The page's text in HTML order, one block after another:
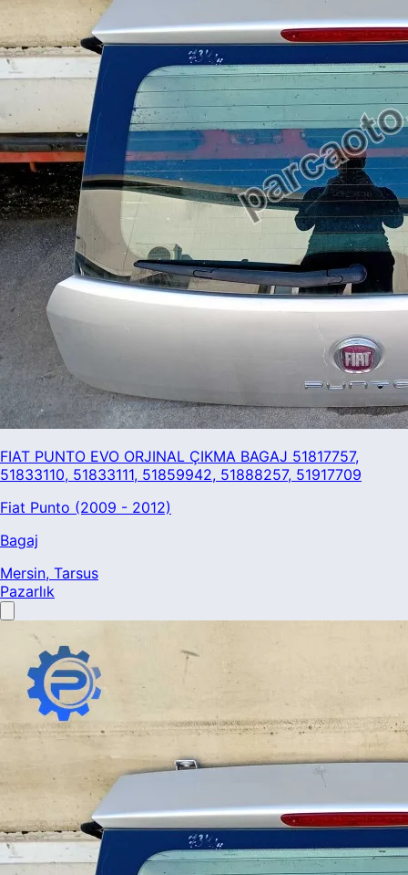
FIAT PUNTO EVO ORJINAL ÇIKMA BAGAJ 51817757,
51833110, 51833111, 51859942, 51888257, 51917709
Fiat Punto (2009 - 2012)
Bagaj
Mersin, Tarsus
Pazarlık